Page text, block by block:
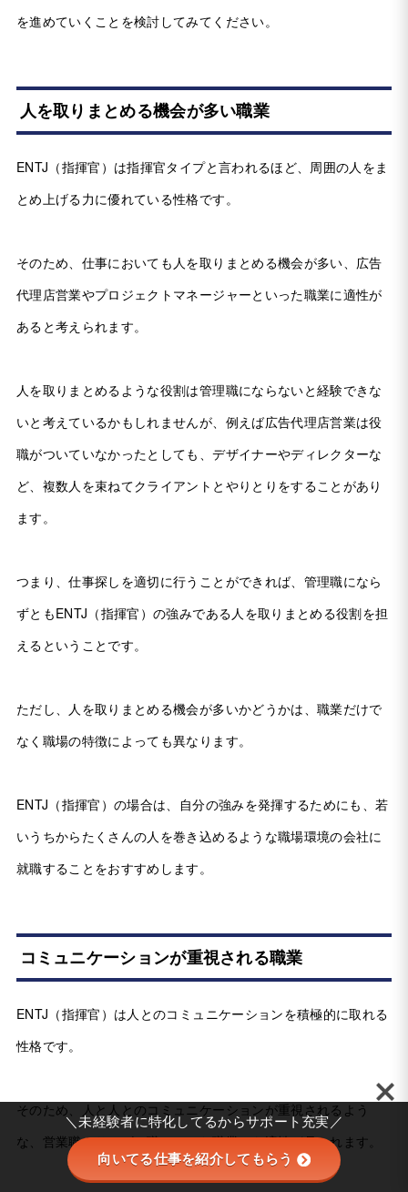
を進めていくことを検討してみてください。
人を取りまとめる機会が多い職業
ENTJ（指揮官）は指揮官タイプと言われるほど、周囲の人をま
とめ上げる力に優れている性格です。
そのため、仕事においても人を取りまとめる機会が多い、広告
代理店営業やプロジェクトマネージャーといった職業に適性が
あると考えられます。
人を取りまとめるような役割は管理職にならないと経験できな
いと考えているかもしれませんが、例えば広告代理店営業は役
職がついていなかったとしても、デザイナーやディレクターな
ど、複数人を束ねてクライアントとやりとりをすることがあり
ます。
つまり、仕事探しを適切に行うことができれば、管理職になら
ずともENTJ（指揮官）の強みである人を取りまとめる役割を担
えるということです。
ただし、人を取りまとめる機会が多いかどうかは、職業だけで
なく職場の特徴によっても異なります。
ENTJ（指揮官）の場合は、自分の強みを発揮するためにも、若
いうちからたくさんの人を巻き込めるような職場環境の会社に
就職することをおすすめします。
コミュニケーションが重視される職業
ENTJ（指揮官）は人とのコミュニケーションを積極的に取れる
性格です。
そのため、人と人とのコミュニケーションが重視されるよう
な、営業職やサービス職といった職業にも適性が見られます。
＼未経験者に特化してるからサポート充実／
向いてる仕事を紹介してもらう